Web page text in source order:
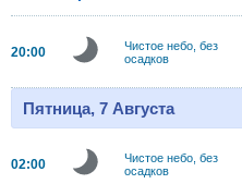
20:00
Чистое небо, без
осадков
Пятница, 7 Августа
02:00
Чистое небо, без
осадков